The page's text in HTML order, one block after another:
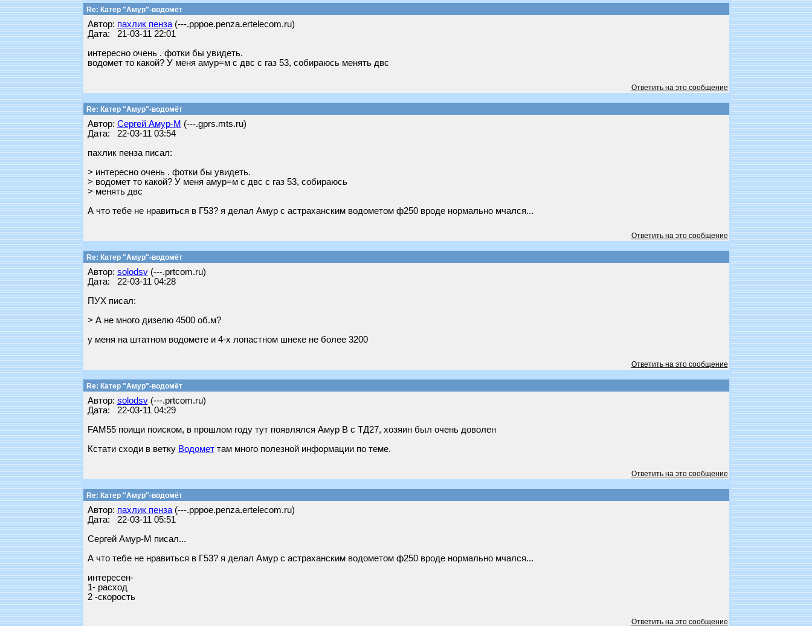
Re: Катер "Амур"-водомёт
Автор: пахлик пенза(---.pppoe.penza.ertelecom.ru)
Дата: 21-03-11 22:01
интересно очень . фотки бы увидеть.
водомет то какой? У меня амур=м с двс с газ 53, собираюсь менять двс
Ответить на это сообщение
Re: Катер "Амур"-водомёт
Автор: Сергей Амур-М (---.gprs.mts.ru)
Дата: 22-03-11 03:54
пахлик пенза писал:
> интересно очень . фотки бы увидеть.
> водомет то какой? У меня амур=м с двс с газ 53, собираюсь
> менять двс
А что тебе не нравиться в Г53? я делал Амур с астраханским водометом ф250 вроде нормально мчался...
Ответить на это сообщение
Re: Катер "Амур"-водомёт
Автор: solodsv(---.prtcom.ru)
Дата: 22-03-11 04:28
ПУХ писал:
> А не много дизелю 4500 об.м?
у меня на штатном водомете и 4-х лопастном шнеке не более 3200
Ответить на это сообщение
Re: Катер "Амур"-водомёт
Автор: solodsv(---.prtcom.ru)
Дата: 22-03-11 04:29
FAM55 поищи поиском, в прошлом году тут появлялся Амур В с ТД27, хозяин был очень доволен
Кстати сходи в ветку Водометтам много полезной информации по теме.
Ответить на это сообщение
Re: Катер "Амур"-водомёт
Автор: пахлик пенза(---.pppoe.penza.ertelecom.ru)
Дата: 22-03-11 05:51
Сергей Амур-М писал...
А что тебе не нравиться в Г53? я делал Амур с астраханским водометом ф250 вроде нормально мчался...
интересен-
1- расход
2 -скорость
Ответить на это сообщение